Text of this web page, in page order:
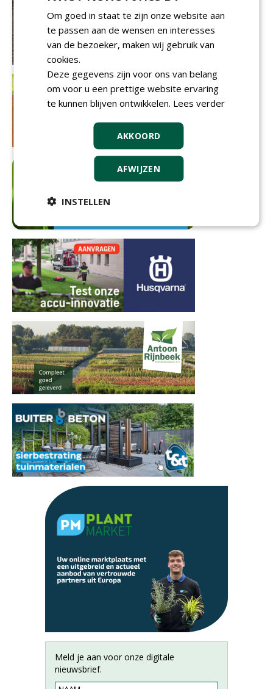
Meld je aan voor onze digitale
nieuwsbrief.
Om goed in staat te zijn onze website aan
te passen aan de wensen en interesses
van de bezoeker, maken wij gebruik van
cookies.
Deze gegevens zijn voor ons van belang
om voor u een prettige website ervaring
te kunnen blijven ontwikkelen. Lees verder
AKKOORD
AFWIJZEN
INSTELLEN